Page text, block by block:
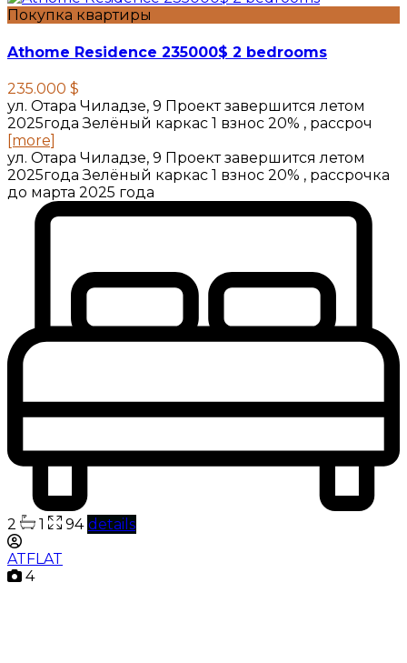
Покупка квартиры
Athome Residence 235000$ 2 bedrooms
235.000 $
ул. Отара Чиладзе, 9 Проект завершится летом
2025года Зелёный каркас 1 взнос 20% , рассроч
[more]
ул. Отара Чиладзе, 9 Проект завершится летом
2025года Зелёный каркас 1 взнос 20% , рассрочка
до марта 2025 года
2 1 94 details
ATFLAT
4